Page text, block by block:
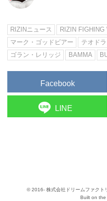
RIZINニュース
RIZIN FIGHING
マーク・ゴッドビアー
テオド
ゴラン・レリッジ
BAMMA
Facebook
LINE
© 2016- 株式会社ドリームファクト
Built on the